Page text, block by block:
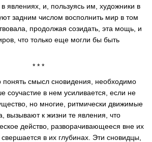
явлениях, и, пользуясь им, художники в
задним числом восполнить мир в том
продолжая созидать, эта мощь, и
что только еще могли бы быть
* * *
понять смысл сновидения, необходимо
соучастие в нем усиливается, если не
но многие, ритмически движимые
вызывают к жизни те явления, что
действо, разворачивающееся вне их
в их глубинах. Эти сновидцы,